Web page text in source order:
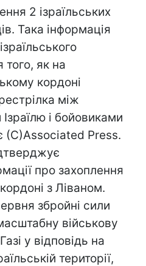
2 ізраїльських
Така інформація
того, як на
кордоні
між
і бойовиками
(С)Associated Press.
про захоплення
з Ліваном.
збройні сили
військову
у відповідь на
території,